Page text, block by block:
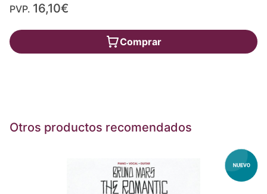
PVP. 16,10€
Comprar
Otros productos recomendados